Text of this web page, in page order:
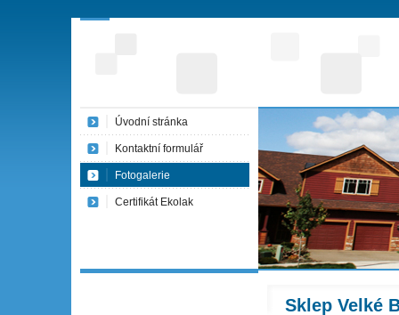
Sklep Velké
Úvodní stránka
Kontaktní formulář
Fotogalerie
Certifikát Ekolak